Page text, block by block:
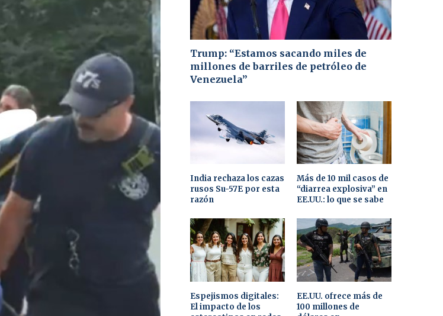
Trump: “Estamos sacando miles de
millones de barriles de petróleo de
Venezuela”
India rechaza los cazas
rusos Su-57E por esta
razón
Más de 10 mil casos de
“diarrea explosiva” en
EE.UU.: lo que se sabe
Espejismos digitales:
El impacto de los
EE.UU. ofrece más de
100 millones de